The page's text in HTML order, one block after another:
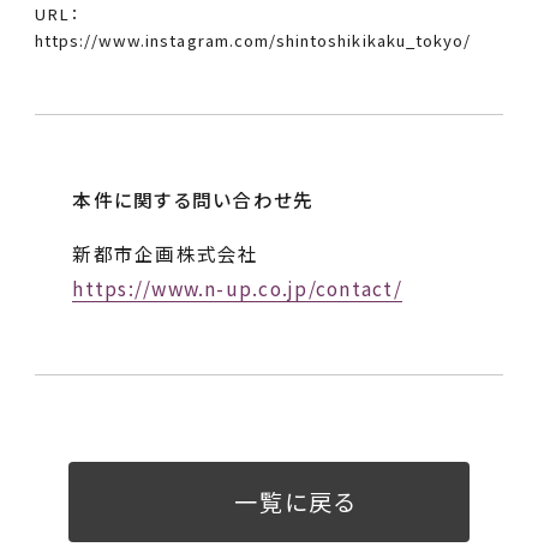
URL：
https://www.instagram.com/shintoshikikaku_tokyo/
本件に関する問い合わせ先
新都市企画株式会社
https://www.n-up.co.jp/contact/
一覧に戻る